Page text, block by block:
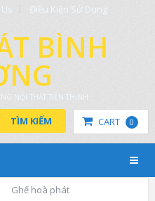
Điều Kiện Sử Dụng
BÌNH
NỘI THẤT TIẾN THỊNH
CART 0
TÌM KIẾM
Ghế hoà phát